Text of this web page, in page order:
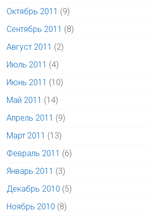
Октябрь 2011 (9)
Сентябрь 2011 (8)
Август 2011 (2)
Июль 2011 (4)
Июнь 2011 (10)
Май 2011 (14)
Апрель 2011 (9)
Март 2011 (13)
Февраль 2011 (6)
Январь 2011 (3)
Декабрь 2010 (5)
Ноябрь 2010 (8)